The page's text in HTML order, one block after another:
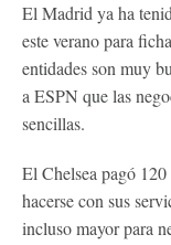
El Madrid ya ha
este verano para
entidades son muy
a ESPN que las
sencillas.
El Chelsea pagó
hacerse con sus
incluso mayor para